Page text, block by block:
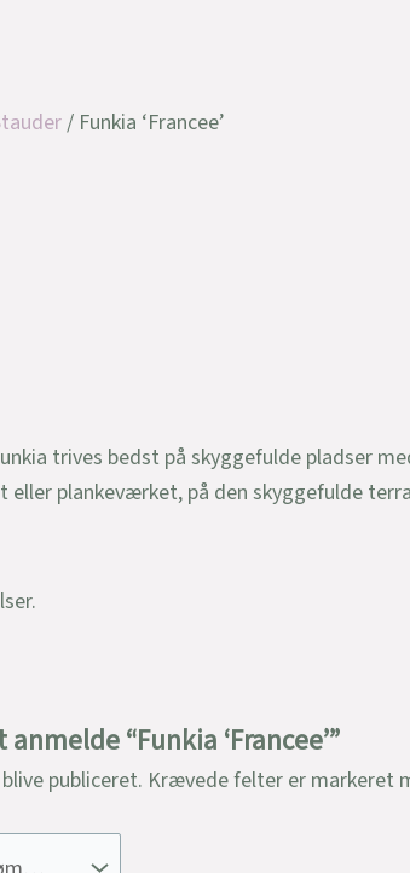
/ Funkia ‘Francee’
trives bedst på skyggefulde pladser
plankeværket, på den skyggefulde
“Funkia ‘Francee’”
publiceret. Krævede felter er markeret